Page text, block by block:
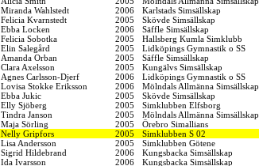
Miranda Wahlstedt 2006 Karlstads Simsällskap
Felicia Kvarnstedt 2005 Skövde Simsällskap
Ebba Locken 2006 Säffle Simsällskap
Felicia Sobotka 2005 Hallsberg Kumla Simklubb
Elin Salegård 2005 Lidköpings Gymnastik o SS
Amanda Orban 2005 Säffle Simsällskap
Clara Axelsson 2005 Kungälvs Simsällskap
Agnes Carlsson-Djerf 2006 Lidköpings Gymnastik o SS
Lovisa Stokke Eriksson 2006 Mölndals Allmänna Simsällskap
Ebba Jukic 2005 Skövde Simsällskap
Elly Sjöberg 2005 Simklubben Elfsborg
Tindra Janson 2005 Mölndals Allmänna Simsällskap
Maja Sörling 2005 Örebro Simallians
Nelly Gripfors 2005 Simklubben S 02
Lisa Andersson 2005 Simklubben Götene
Sigrid Hildebrand 2006 Kungsbacka Simsällskap
Ida Ivarsson 2006 Kungsbacka Simsällskap